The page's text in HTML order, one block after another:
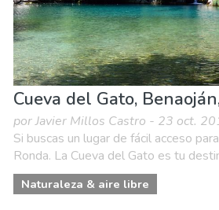
Cueva del Gato,
por Javier Millos Castro - 23 oct.
Si buscas un lugar de fácil acceso
Ronda. La Cueva del Gato es tu
Naturaleza & aire libre